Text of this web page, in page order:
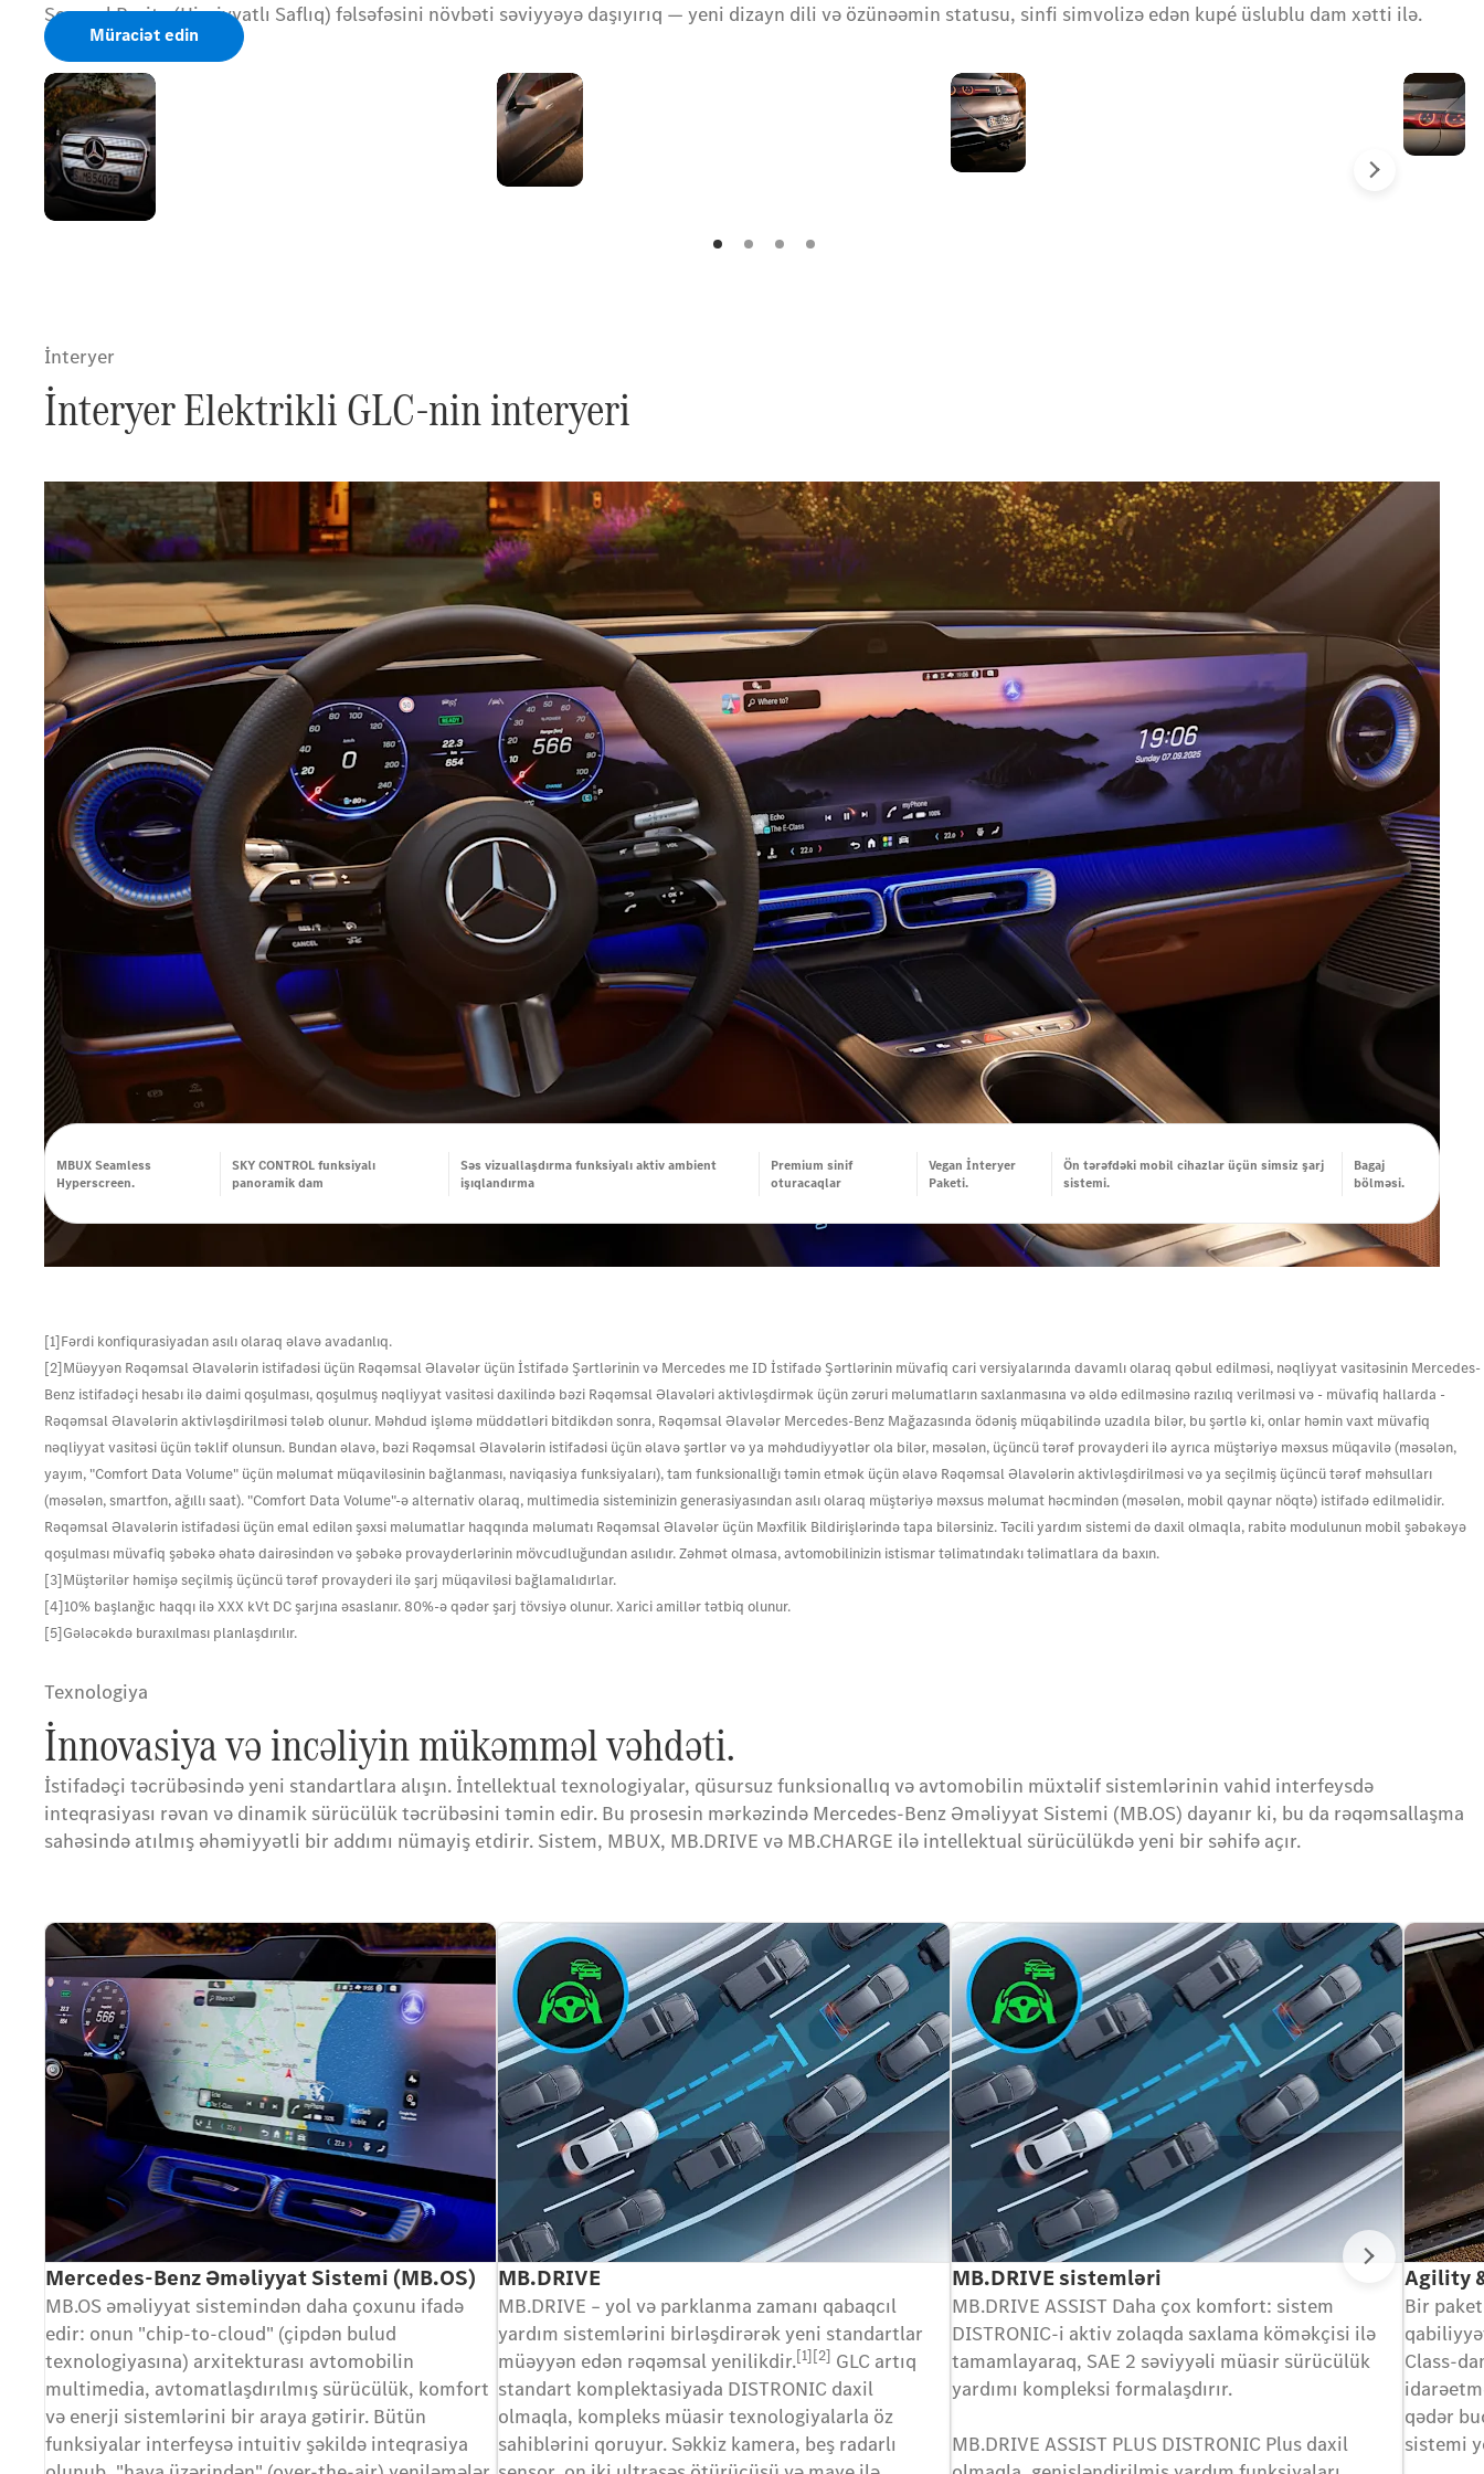
Müraciət edin
Sensual Purity (Hissiyyatlı Saflıq) fəlsəfəsini növbəti səviyyəyə daşıyırıq — yeni dizayn dili və özünəəmin statusu, sinfi simvolizə edən kupé üslublu dam xətti ilə.
Növbəti
Ön hissənin
effektli
işıqlandırılması
Yan
xətt
Əminliklə
yedəyə
alma
İnteryer
İnteryer Elektrikli GLC-nin interyeri
MBUX Seamless
Hyperscreen.
SKY CONTROL funksiyalı
panoramik dam
Səs vizuallaşdırma funksiyalı aktiv ambient
işıqlandırma
Premium sinif
oturacaqlar
Vegan İnteryer
Paketi.
Ön tərəfdəki mobil cihazlar üçün simsiz şarj
sistemi.
Bagaj
bölməsi.
[1]Fərdi konfiqurasiyadan asılı olaraq əlavə avadanlıq.
[2]Müəyyən Rəqəmsal Əlavələrin istifadəsi üçün Rəqəmsal Əlavələr üçün İstifadə Şərtlərinin və Mercedes me ID İstifadə Şərtlərinin müvafiq cari versiyalarında davamlı olaraq qəbul edilməsi, nəqliyyat vasitəsinin Mercedes-
Benz istifadəçi hesabı ilə daimi qoşulması, qoşulmuş nəqliyyat vasitəsi daxilində bəzi Rəqəmsal Əlavələri aktivləşdirmək üçün zəruri məlumatların saxlanmasına və əldə edilməsinə razılıq verilməsi və - müvafiq hallarda -
Rəqəmsal Əlavələrin aktivləşdirilməsi tələb olunur. Məhdud işləmə müddətləri bitdikdən sonra, Rəqəmsal Əlavələr Mercedes-Benz Mağazasında ödəniş müqabilində uzadıla bilər, bu şərtlə ki, onlar həmin vaxt müvafiq
nəqliyyat vasitəsi üçün təklif olunsun. Bundan əlavə, bəzi Rəqəmsal Əlavələrin istifadəsi üçün əlavə şərtlər və ya məhdudiyyətlər ola bilər, məsələn, üçüncü tərəf provayderi ilə ayrıca müştəriyə məxsus müqavilə (məsələn,
yayım, "Comfort Data Volume" üçün məlumat müqaviləsinin bağlanması, naviqasiya funksiyaları), tam funksionallığı təmin etmək üçün əlavə Rəqəmsal Əlavələrin aktivləşdirilməsi və ya seçilmiş üçüncü tərəf məhsulları
(məsələn, smartfon, ağıllı saat). "Comfort Data Volume"-ə alternativ olaraq, multimedia sisteminizin generasiyasından asılı olaraq müştəriyə məxsus məlumat həcmindən (məsələn, mobil qaynar nöqtə) istifadə edilməlidir.
Rəqəmsal Əlavələrin istifadəsi üçün emal edilən şəxsi məlumatlar haqqında məlumatı Rəqəmsal Əlavələr üçün Məxfilik Bildirişlərində tapa bilərsiniz. Təcili yardım sistemi də daxil olmaqla, rabitə modulunun mobil şəbəkəyə
qoşulması müvafiq şəbəkə əhatə dairəsindən və şəbəkə provayderlərinin mövcudluğundan asılıdır. Zəhmət olmasa, avtomobilinizin istismar təlimatındakı təlimatlara da baxın.
[3]Müştərilər həmişə seçilmiş üçüncü tərəf provayderi ilə şarj müqaviləsi bağlamalıdırlar.
[4]10% başlanğıc haqqı ilə XXX kVt DC şarjına əsaslanır. 80%-ə qədər şarj tövsiyə olunur. Xarici amillər tətbiq olunur.
[5]Gələcəkdə buraxılması planlaşdırılır.
Texnologiya
İnnovasiya və incəliyin mükəmməl vəhdəti.
İstifadəçi təcrübəsində yeni standartlara alışın. İntellektual texnologiyalar, qüsursuz funksionallıq və avtomobilin müxtəlif sistemlərinin vahid interfeysdə
inteqrasiyası rəvan və dinamik sürücülük təcrübəsini təmin edir. Bu prosesin mərkəzində Mercedes-Benz Əməliyyat Sistemi (MB.OS) dayanır ki, bu da rəqəmsallaşma
sahəsində atılmış əhəmiyyətli bir addımı nümayiş etdirir. Sistem, MBUX, MB.DRIVE və MB.CHARGE ilə intellektual sürücülükdə yeni bir səhifə açır.
Növbəti
Mercedes-Benz Əməliyyat Sistemi (MB.OS)
MB.OS əməliyyat sistemindən daha çoxunu ifadə
edir: onun "chip-to-cloud" (çipdən bulud
texnologiyasına) arxitekturası avtomobilin
multimedia, avtomatlaşdırılmış sürücülük, komfort
və enerji sistemlərini bir araya gətirir. Bütün
funksiyalar interfeysə intuitiv şəkildə inteqrasiya
MB.DRIVE
MB.DRIVE – yol və parklanma zamanı qabaqcıl
yardım sistemlərini birləşdirərək yeni standartlar
müəyyən edən rəqəmsal yenilikdir.[1][2] GLC artıq
standart komplektasiyada DISTRONIC daxil
olmaqla, kompleks müasir texnologiyalarla öz
sahiblərini qoruyur. Səkkiz kamera, beş radarlı
MB.DRIVE sistemləri
MB.DRIVE ASSIST Daha çox komfort: sistem
DISTRONIC-i aktiv zolaqda saxlama köməkçisi ilə
tamamlayaraq, SAE 2 səviyyəli müasir sürücülük
yardımı kompleksi formalaşdırır.
MB.DRIVE ASSIST PLUS DISTRONIC Plus daxil
Agility
Bir
Class-
qədər
sistemi